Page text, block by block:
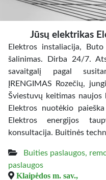
Jūsų elektrikas
Elektros instaliacija,
šalinimas. Dirba 24/7.
savaitgalį pagal
ĮRENGIMAS Rozečių,
Šviestuvų keitimas naujos
Elektros nuotėkio
Elektros energijos
konsultacija. Buitinės
Buities paslaugos,
paslaugos
Klaipėdos m. sav.,